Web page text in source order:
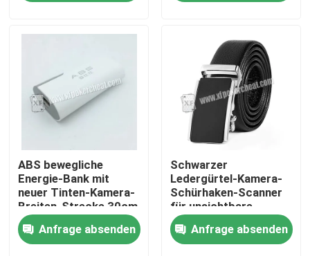
Produkte
Über uns
Werksbesichtigung
ABS bewegliche
Energie-Bank mit
neuer Tinten-Kamera-
Breiten-Strecke 30cm
Anfrage absenden
Schwarzer
Ledergürtel-Kamera-
Schürhaken-Scanner
für unsichtbare
Strichkode-
signifikante
Spielkarten
Anfrage absenden